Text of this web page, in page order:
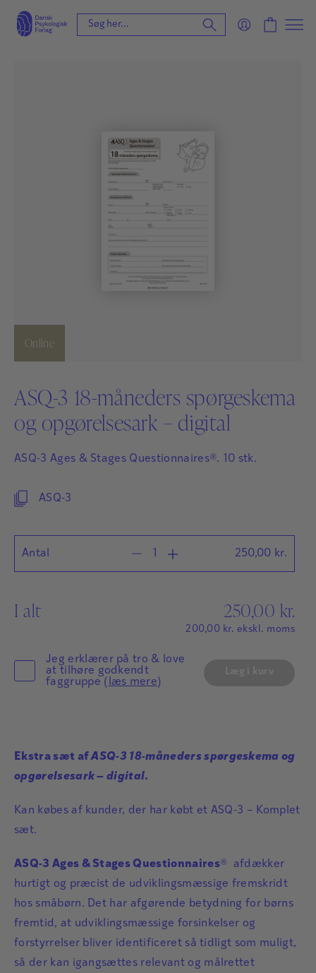
Online
ASQ-3 18-måneders spørgeskema
og opgørelsesark – digital
ASQ-3 Ages & Stages Questionnaires®. 10 stk.
ASQ-3
Antal 250,00 kr.
I alt 250,00 kr.
200,00 kr. ekskl. moms
Jeg erklærer på tro & love
at tilhøre godkendt
faggruppe ( læs mere)
Ekstra sæt afASQ-3 18-måneders spørgeskema og
opgørelsesark – digital.
Kan købes af kunder, der har købt et ASQ-3 – Komplet
sæt.
ASQ-3 Ages & Stages Questionnaires® afdækker
hurtigt og præcist de udviklingsmæssige fremskridt
hos småbørn. Det har afgørende betydning for børns
fremtid, at udviklingsmæssige forsinkelser og
forstyrrelser bliver identificeret så tidligt som muligt,
så der kan igangsættes relevant og målrettet